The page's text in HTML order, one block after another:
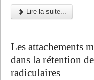
Lire la suite...
Les attachements
dans la rétention
radiculaires